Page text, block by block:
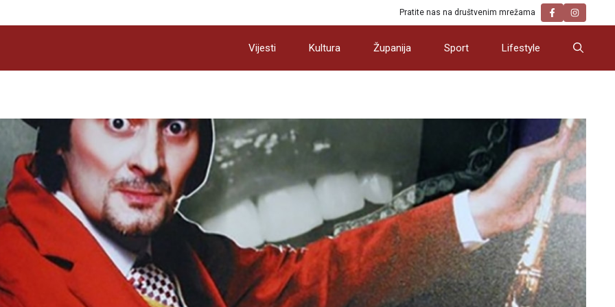
Pratite nas na društvenim mrežama
Vijesti Kultura Županija Sport Lifestyle